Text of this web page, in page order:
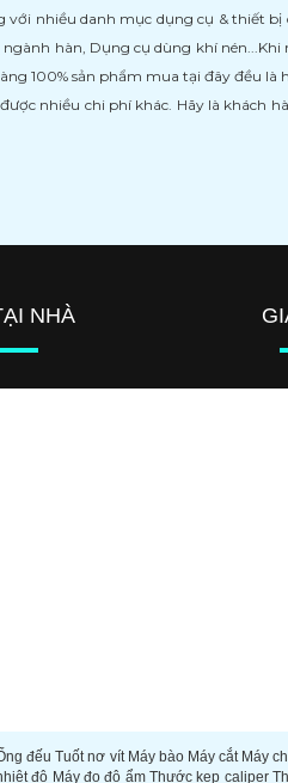
nhiều danh mục dụng cụ & thiết
hàn, Dụng cụ dùng khí
100% sản phẩm mua tại đây đều
nhiều chi phí khác. Hãy là khách
NHÀ
đếu Tuốt nơ vít Máy bào Máy cắt Máy
độ Máy đo độ ẩm Thước kẹp caliper